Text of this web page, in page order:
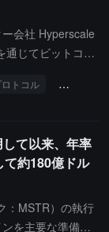
会社 Hyperscale
通じてビットコイ
コルを通じて約
ど一般企業用途
ットコインの保
変えることを目
へのエクスポージ
減らすことを目
トコル AIデータ
て以来、年率
て約180億ドル
：MSTR）の執行
を主要な準備資